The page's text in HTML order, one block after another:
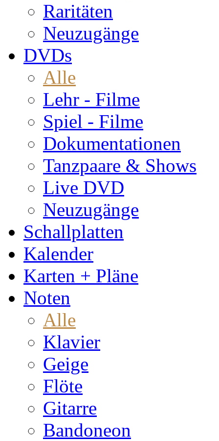
Raritäten
Neuzugänge
DVDs
Alle
Lehr - Filme
Spiel - Filme
Dokumentationen
Tanzpaare & Shows
Live DVD
Neuzugänge
Schallplatten
Kalender
Karten + Pläne
Noten
Alle
Klavier
Geige
Flöte
Gitarre
Bandoneon